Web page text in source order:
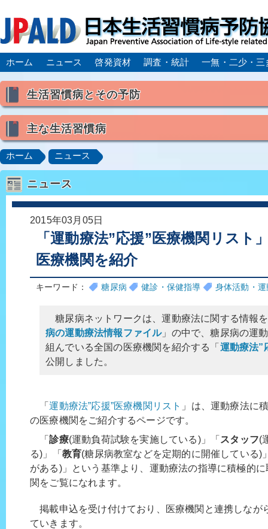
ホーム ニュース 啓発資材 調査・統計 一無・二少・三
生活習慣病とその予防
喫煙
食生活
主な生活習慣病
高血圧 脂質異常症（高脂血症）
肥満症／メタボリックシンドローム
動脈硬化
心
脂肪肝／NAFLD／NASH
ロコモティブシンドローム／サルコペニア／フレイル
ホーム ニュース
ニュース
2015年03月05日
「運動療法”応援”医療機関リス
医療機関を紹介
キーワード： 糖尿病 健診・保健指導 身体活動・
糖尿病ネットワークは、運動療法に関する情報
病の運動療法情報ファイル」の中で、糖尿病の運
組んでいる全国の医療機関を紹介する「 運動療法”
公開しました。
「運動療法”応援”医療機関リスト 」は、運動療法に
の医療機関をご紹介するページです。
「診療(運動負荷試験を実施している)」「 スタッフ(
る)」「 教育(糖尿病教室などを定期的に開催している)
がある)」という基準より、運動療法の指導に積極的
関をご覧になれます。
掲載申込を受け付けており、医療機関と連携しなが
ていきます。